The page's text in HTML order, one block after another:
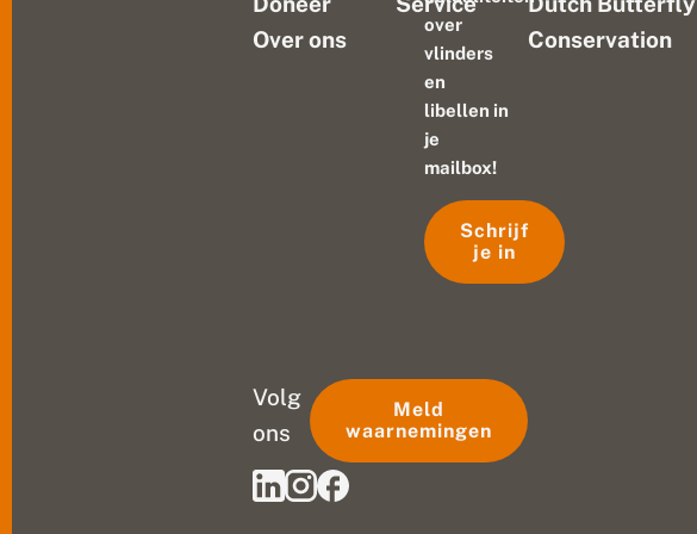
Over ons
Conservation
over
vlinders
en
libellen in
je
mailbox!
Schrijf
je in
Volg
ons
Meld
waarnemingen